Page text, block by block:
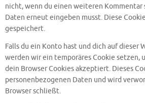
nicht, wenn du einen weiteren Kommentar
Daten erneut eingeben musst. Diese
gespeichert.
Falls du ein Konto hast und dich auf dieser
werden wir ein temporäres Cookie setzen,
dein Browser Cookies akzeptiert. Dieses
personenbezogenen Daten und wird
Browser schließt.